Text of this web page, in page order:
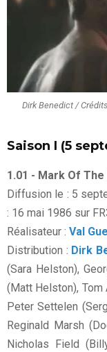
Dirk Benedict /
Saison I (5
1.01 - Mark Of
Diffusion le : 5
: 16 mai 1986 sur
Réalisateur : Val
Distribution : Dirk
(Sara Helston),
(Matt Helston), Tom
Peter Settelen
Reginald Marsh
Nicholas Field